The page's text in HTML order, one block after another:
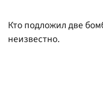
Кто подложил две
неизвестно.